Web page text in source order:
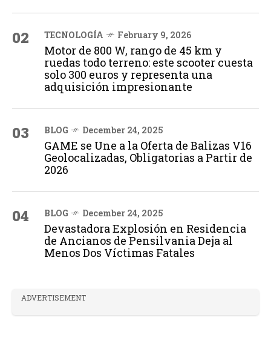
02 TECNOLOGÍA February 9, 2026
Motor de 800 W, rango de 45 km y
ruedas todo terreno: este scooter cuesta
solo 300 euros y representa una
adquisición impresionante
03 BLOG December 24, 2025
GAME se Une a la Oferta de Balizas V16
Geolocalizadas, Obligatorias a Partir de
2026
04 BLOG December 24, 2025
Devastadora Explosión en Residencia
de Ancianos de Pensilvania Deja al
Menos Dos Víctimas Fatales
ADVERTISEMENT